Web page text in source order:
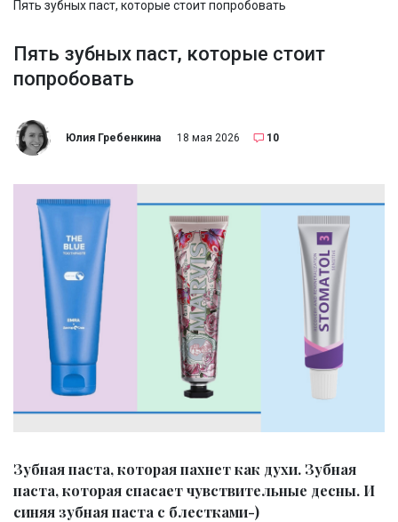
Пять зубных паст, которые стоит попробовать
Пять зубных паст, которые стоит
попробовать
Юлия Гребенкина 18 мая 2026 10
Зубная паста, которая пахнет как духи. Зубная
паста, которая спасает чувствительные десны. И
синяя зубная паста с блестками-)